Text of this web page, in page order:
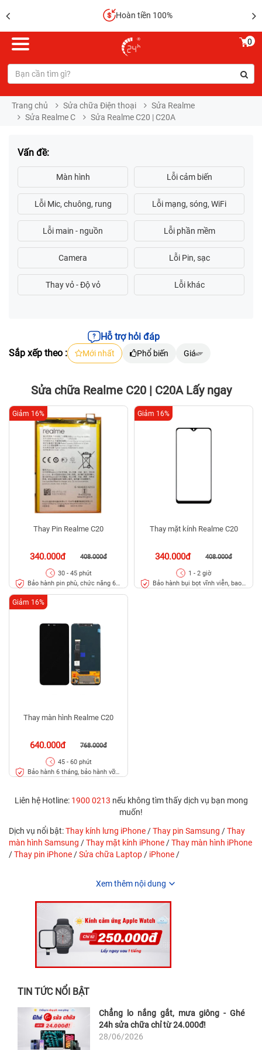
Hoàn tiền 100%
0
Trang chủ Sửa chữa Điện thoại
Sửa Realme
Sửa Realme C
Sửa Realme C20 | C20A
Vấn đề:
Hỗ trợ hỏi đáp
Sắp xếp theo :
Mới nhất Phổ biến Giá
Sửa chữa Realme C20 | C20A Lấy ngay
Thay Pin Realme C20
340.000đ 408.000đ
Giảm 16%
30 - 45 phút
Bảo hành pin phù, chức năng 6
Thay mặt kính Realme C20
340.000đ 408.000đ
Giảm 16%
1 - 2 giờ
Bảo hành bụi bọt vĩnh viễn, bao
Thay màn hình Realme C20
640.000đ 768.000đ
Giảm 16%
45 - 60 phút
Bảo hành 6 tháng, bảo hành vỡ
Liên hệ Hotline: 1900 0213 nếu không tìm thấy dịch vụ bạn mong
muốn!
Dịch vụ nổi bật:Thay kính lưng iPhone /Thay pin Samsung /Thay
màn hình Samsung /Thay mặt kính iPhone /Thay màn hình iPhone
/Thay pin iPhone /Sửa chữa Laptop / iPhone /
Xem thêm nội dung
TIN TỨC NỔI BẬT
Chẳng lo nắng gắt, mưa giông - Ghé
24h sửa chữa chỉ từ 24.000đ!
28/06/2026